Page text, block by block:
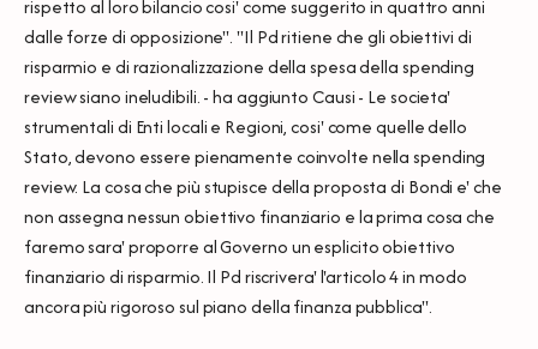
rispetto al loro bilancio cosi' come suggerito in quattro anni
dalle forze di opposizione". "Il Pd ritiene che gli obiettivi di
risparmio e di razionalizzazione della spesa della spending
review siano ineludibili. - ha aggiunto Causi - Le societa'
strumentali di Enti locali e Regioni, cosi' come quelle dello
Stato, devono essere pienamente coinvolte nella spending
review. La cosa che più stupisce della proposta di Bondi e' che
non assegna nessun obiettivo finanziario e la prima cosa che
faremo sara' proporre al Governo un esplicito obiettivo
finanziario di risparmio. Il Pd riscrivera' l'articolo 4 in modo
ancora più rigoroso sul piano della finanza pubblica".